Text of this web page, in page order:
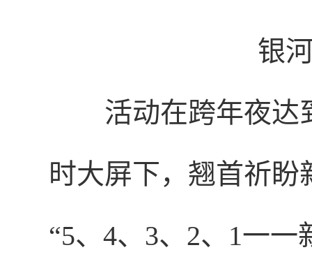
银
活动在跨年夜达
时大屏下，翘首祈
“5、4、3、2、1一